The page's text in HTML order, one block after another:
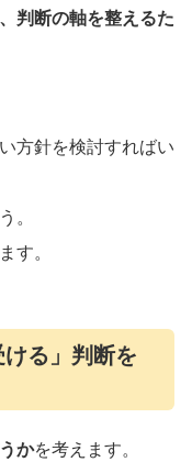
判断の軸を整えるた
方針を検討すればい
。
す。
る」判断を
かを考えます。